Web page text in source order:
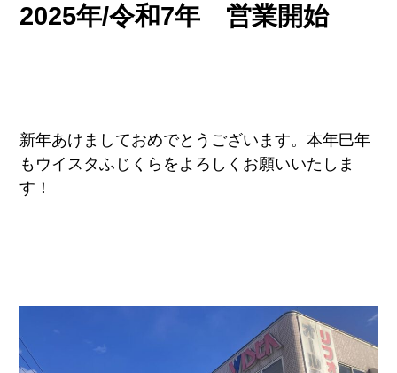
2025年/令和7年 営業開始
新年あけましておめでとうございます。本年巳年
もウイスタふじくらをよろしくお願いいたしま
す！